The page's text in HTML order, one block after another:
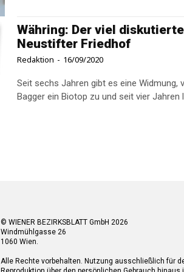
Währing: Der viel
Neustifter Friedhof
Redaktion - 16/09/2020
Seit sechs Jahren gibt es eine
Bagger ein Biotop zu und seit vier Jahren
© WIENER BEZIRKSBLATT GmbH 2026
Windmühlgasse 26
1060 Wien.
Alle Rechte vorbehalten. Nutzung ausschließlich für